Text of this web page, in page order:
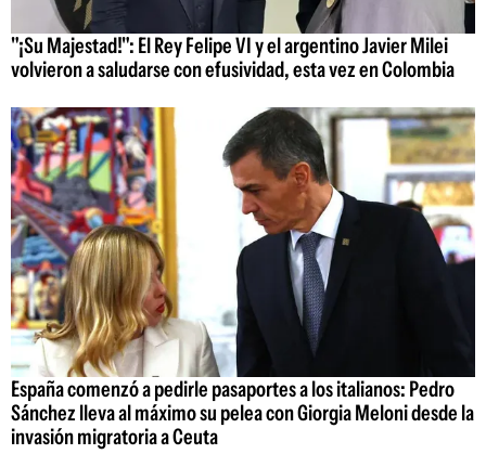
"¡Su Majestad!": El Rey Felipe VI y el argentino Javier Milei
volvieron a saludarse con efusividad, esta vez en Colombia
España comenzó a pedirle pasaportes a los italianos: Pedro
Sánchez lleva al máximo su pelea con Giorgia Meloni desde la
invasión migratoria a Ceuta